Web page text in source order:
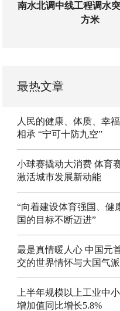
南水北调中线工程调水
方米
最热文章
人民的健康、体质、幸
相承 “宁可十防九空”
小球赛撬动大消费 体育
激活城市发展新动能
“向着建设体育强国、健
国的目标不断迈进”
最是真情暖人心 中国元
交的世界情怀与大国气派
上半年规模以上工业中
增加值同比增长5.8%